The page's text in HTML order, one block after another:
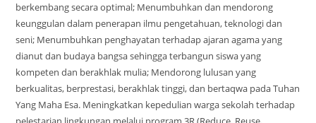
berkembang secara optimal; Menumbuhkan dan mendorong
keunggulan dalam penerapan ilmu pengetahuan, teknologi dan
seni; Menumbuhkan penghayatan terhadap ajaran agama yang
dianut dan budaya bangsa sehingga terbangun siswa yang
kompeten dan berakhlak mulia; Mendorong lulusan yang
berkualitas, berprestasi, berakhlak tinggi, dan bertaqwa pada Tuhan
Yang Maha Esa. Meningkatkan kepedulian warga sekolah terhadap